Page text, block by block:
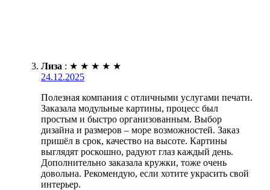
Лиза : ★ ★ ★ ★ ★
24.12.2025
Полезная компания с отличными услугами печати.
Заказала модульные картины, процесс был
простым и быстро организованным. Выбор
дизайна и размеров – море возможностей. Заказ
пришёл в срок, качество на высоте. Картины
выглядят роскошно, радуют глаз каждый день.
Дополнительно заказала кружки, тоже очень
довольна. Рекомендую, если хотите украсить свой
интерьер.